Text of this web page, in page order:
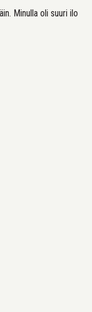
Minulla oli suuri ilo